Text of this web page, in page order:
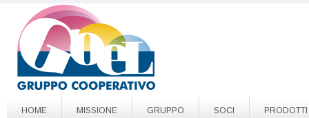
Salta al contenuto principale
Go to page top
HOME MISSIONE GRUPPO SOCI PRODOTTI